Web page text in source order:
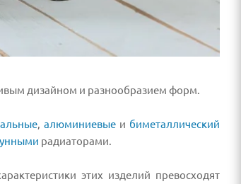
дизайном и разнообразием форм.
, алюминиевыеи биметаллический
радиаторами.
этих изделий превосходят